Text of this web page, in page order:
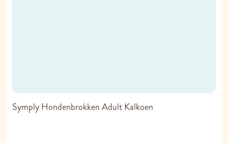
Symply Hondenbrokken Adult Kalkoen